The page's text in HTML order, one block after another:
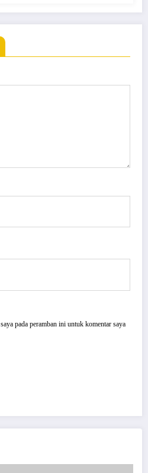
pada peramban ini untuk komentar saya